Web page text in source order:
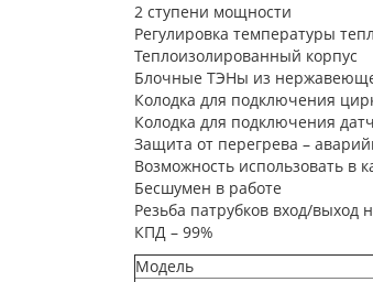
2 ступени мощности
Регулировка температуры
Теплоизолированный корпус
Блочные ТЭНы из
Колодка для подключения
Колодка для подключения
Защита от перегрева –
Возможность использовать в
Бесшумен в работе
Резьба патрубков вход/выход
КПД – 99%
Модель